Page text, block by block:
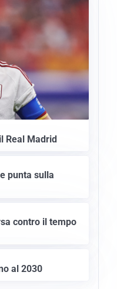
Real Madrid
punta sulla
contro il tempo
al 2030